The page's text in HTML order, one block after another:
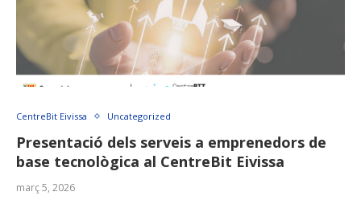
CentreBit Eivissa Uncategorized
Presentació dels serveis a emprenedors de
base tecnològica al CentreBit Eivissa
març 5, 2026